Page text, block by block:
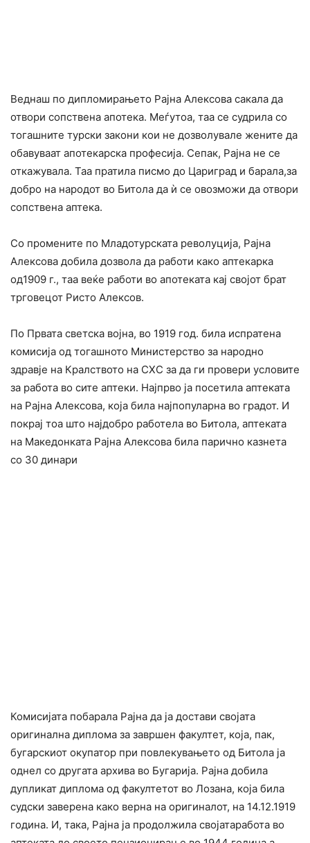
Веднаш по дипломирањето Рајна Алексова сакала да
отвори сопствена апотека. Меѓутоа, таа се судрила со
тогашните турски закони кои не дозволувале жените да
обавуваат апотекарска професија. Сепак, Рајна не се
откажувала. Таа пратила писмо до Цариград и барала,за
добро на народот во Битола да ѝ се овозможи да отвори
сопствена аптека.
Со промените по Младотурската револуција, Рајна
Алексова добила дозвола да работи како аптекарка
од1909 г., таа веќе работи во апотеката кај својот брат
трговецот Ристо Алексов.
По Првата светска војна, во 1919 год. била испратена
комисија од тогашното Министерство за народно
здравје на Кралството на СХС за да ги провери условите
за работа во сите аптеки. Најпрво ја посетила аптеката
на Рајна Алексова, која била најпопуларна во градот. И
покрај тоа што најдобро работела во Битола, аптеката
на Македонката Рајна Алексова била парично казнета
со 30 динари
Комисијата побарала Рајна да ја достави својата
оригинална диплома за завршен факултет, која, пак,
бугарскиот окупатор при повлекувањето од Битола ја
однел со другата архива во Бугарија. Рајна добила
дупликат диплома од факултетот во Лозана, која била
судски заверена како верна на оригиналот, на 14.12.1919
година. И, така, Рајна ја продолжила својатаработа во